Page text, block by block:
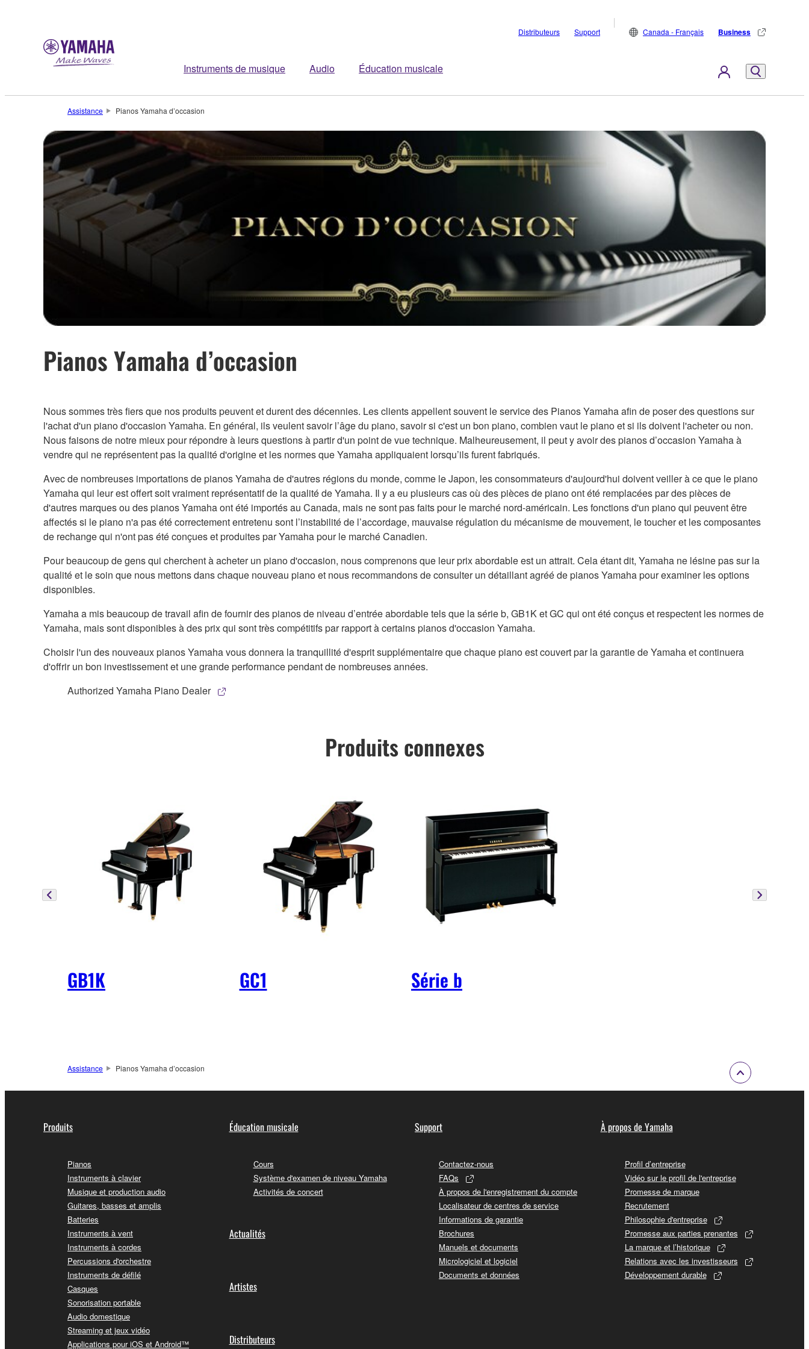
Instruments de musique Audio Éducation musicale
Distributeurs Support Canada - Français Business
Assistance Pianos Yamaha d’occasion
Pianos Yamaha d’occasion
Nous sommes très fiers que nos produits peuvent et durent des décennies. Les clients appellent souvent le service des Pianos Yamaha afin de poser des questions sur
l'achat d'un piano d'occasion Yamaha. En général, ils veulent savoir l’âge du piano, savoir si c'est un bon piano, combien vaut le piano et si ils doivent l'acheter ou non.
Nous faisons de notre mieux pour répondre à leurs questions à partir d'un point de vue technique. Malheureusement, il peut y avoir des pianos d’occasion Yamaha à
vendre qui ne représentent pas la qualité d'origine et les normes que Yamaha appliquaient lorsqu’ils furent fabriqués.
Avec de nombreuses importations de pianos Yamaha de d'autres régions du monde, comme le Japon, les consommateurs d'aujourd'hui doivent veiller à ce que le piano
Yamaha qui leur est offert soit vraiment représentatif de la qualité de Yamaha. Il y a eu plusieurs cas où des pièces de piano ont été remplacées par des pièces de
d'autres marques ou des pianos Yamaha ont été importés au Canada, mais ne sont pas faits pour le marché nord-américain. Les fonctions d'un piano qui peuvent être
affectés si le piano n'a pas été correctement entretenu sont l’instabilité de l’accordage, mauvaise régulation du mécanisme de mouvement, le toucher et les composantes
de rechange qui n'ont pas été conçues et produites par Yamaha pour le marché Canadien.
Pour beaucoup de gens qui cherchent à acheter un piano d'occasion, nous comprenons que leur prix abordable est un attrait. Cela étant dit, Yamaha ne lésine pas sur la
qualité et le soin que nous mettons dans chaque nouveau piano et nous recommandons de consulter un détaillant agréé de pianos Yamaha pour examiner les options
disponibles.
Yamaha a mis beaucoup de travail afin de fournir des pianos de niveau d’entrée abordable tels que la série b, GB1K et GC qui ont été conçus et respectent les normes de
Yamaha, mais sont disponibles à des prix qui sont très compétitifs par rapport à certains pianos d'occasion Yamaha.
Choisir l'un des nouveaux pianos Yamaha vous donnera la tranquillité d'esprit supplémentaire que chaque piano est couvert par la garantie de Yamaha et continuera
d'offrir un bon investissement et une grande performance pendant de nombreuses années.
Authorized Yamaha Piano Dealer
Produits connexes
GB1K GC1 Série b
Assistance Pianos Yamaha d’occasion
Produits
Pianos
Instruments à clavier
Musique et production audio
Guitares, basses et amplis
Batteries
Instruments à vent
Instruments à cordes
Percussions d'orchestre
Instruments de défilé
Casques
Sonorisation portable
Audio domestique
Streaming et jeux vidéo
Applications pour iOS et Android™
Éducation musicale
Cours
Système d'examen de niveau Yamaha
Activités de concert
Actualités
Artistes
Distributeurs
Support
Contactez-nous
FAQs
À propos de l'enregistrement du compte
Localisateur de centres de service
Informations de garantie
Brochures
Manuels et documents
Micrologiciel et logiciel
Documents et données
À propos de Yamaha
Profil d’entreprise
Vidéo sur le profil de l'entreprise
Promesse de marque
Recrutement
Philosophie d'entreprise
Promesse aux parties prenantes
La marque et l’historique
Relations avec les investisseurs
Développement durable